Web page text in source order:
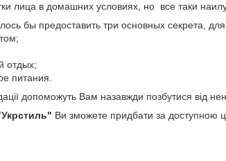
лица в домашних условиях, но все таки
бы предоставить три основных секрета,
отдых;
питания.
допоможуть Вам назавжди позбутися від
Ви зможете придбати за доступною